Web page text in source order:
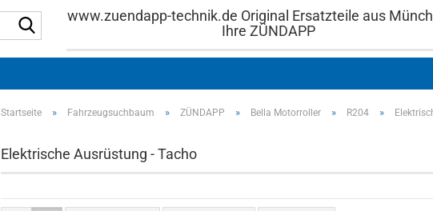
Suche...www.zuendapp-technik.de Original Ersatzteile aus
Ihre ZÜNDAPP
Startseite » Fahrzeugsuchbaum » ZÜNDAPP » Bella Motorroller » R204 »
Elektrische Ausrüstung - Tacho